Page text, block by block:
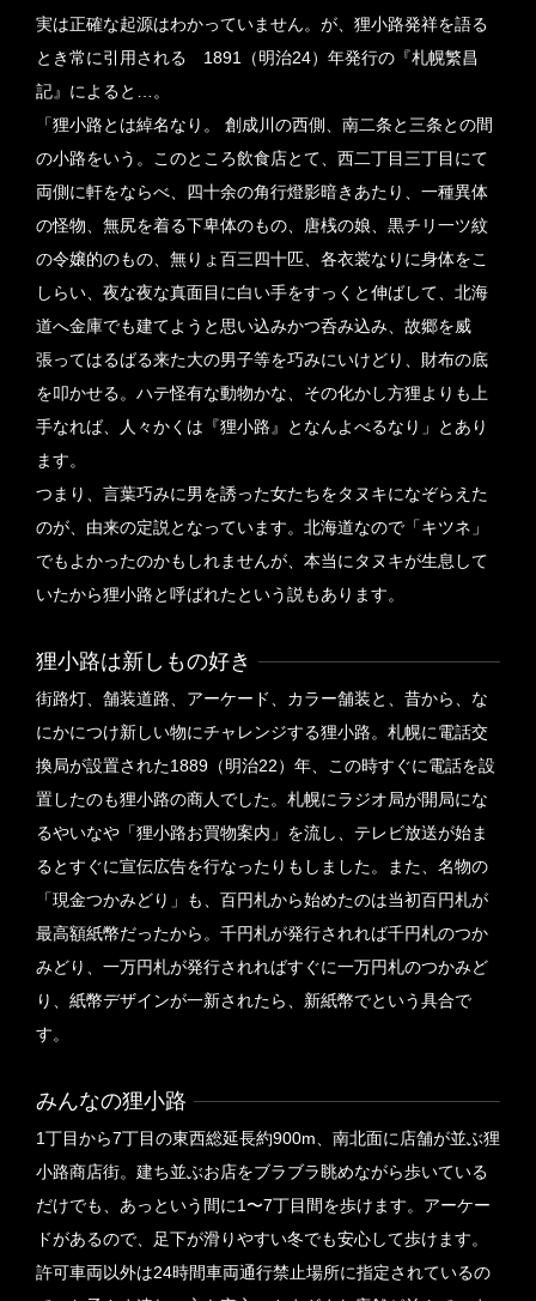
2002 アーケードの大改装
2002（平成14）年、アーケードの大改装が行わ
れました。天板・電機設備の改修、光ケーブルと
無線による商店街LANの構築、LED掲示板、防犯
カメラ等が整備されました。
2014 LEDビジョンの設置
2014（平成26）年、照明器具の殆どがLED照明
化され、放送設備の改修、ベンチ等の設置等がな
され、商店街区内は許可車両以外は24時間車両
る商店街となりました。
2015（平成27）年、狸小路内に6基のLEDビジョ
ンが設置され、公共広告や一般広告等が放映を開
始しました。
2018 現在の狸小路へ
2018（平成30）年、札幌市で初めての道路協力
団体の認定を受け、商店街はもちろん、利用する
お客様にも居心地の良いアーケード街として、ま
すます札幌市民に親しまれています。
2022 改修工事
2022年 開閉部のポリカーボネートとサビ部の
塗装を中心にリニュアル工事を実施。
2023 150周年記念事業の開催
2023年7月 狸小路3丁目にmoyuk SAPPOROの
オープンに合わせて副市長・元日本ハムファイ
ターズの斎藤佑樹選手を招いて狸小路150周年記
念式典を開催いたしました。
実は正確な起源はわかっていません。が、狸小路発祥を語る
とき常に引用される 1891（明治24）年発行の『札幌繁昌
記』によると…。
「狸小路とは綽名なり。 創成川の西側、南二条と三条との間
の小路をいう。このところ飲食店とて、西二丁目三丁目にて
両側に軒をならべ、四十余の角行燈影暗きあたり、一種異体
の怪物、無尻を着る下卑体のもの、唐桟の娘、黒チリ一ツ紋
の令嬢的のもの、無りょ百三四十匹、各衣裳なりに身体をこ
しらい、夜な夜な真面目に白い手をすっくと伸ばして、北海
道へ金庫でも建てようと思い込みかつ呑み込み、故郷を威
張ってはるばる来た大の男子等を巧みにいけどり、財布の底
を叩かせる。ハテ怪有な動物かな、その化かし方狸よりも上
手なれば、人々かくは『狸小路』となんよべるなり」とあり
ます。
つまり、言葉巧みに男を誘った女たちをタヌキになぞらえた
のが、由来の定説となっています。北海道なので「キツネ」
でもよかったのかもしれませんが、本当にタヌキが生息して
いたから狸小路と呼ばれたという説もあります。
狸小路は新しもの好き
街路灯、舗装道路、アーケード、カラー舗装と、昔から、な
にかにつけ新しい物にチャレンジする狸小路。札幌に電話交
換局が設置された1889（明治22）年、この時すぐに電話を設
置したのも狸小路の商人でした。札幌にラジオ局が開局にな
るやいなや「狸小路お買物案内」を流し、テレビ放送が始ま
るとすぐに宣伝広告を行なったりもしました。また、名物の
「現金つかみどり」も、百円札から始めたのは当初百円札が
最高額紙幣だったから。千円札が発行されれば千円札のつか
みどり、一万円札が発行されればすぐに一万円札のつかみど
り、紙幣デザインが一新されたら、新紙幣でという具合で
す。
みんなの狸小路
1丁目から7丁目の東西総延長約900m、南北面に店舗が並ぶ狸
小路商店街。建ち並ぶお店をブラブラ眺めながら歩いている
だけでも、あっという間に1〜7丁目間を歩けます。アーケー
ドがあるので、足下が滑りやすい冬でも安心して歩けます。
許可車両以外は24時間車両通行禁止場所に指定されているの